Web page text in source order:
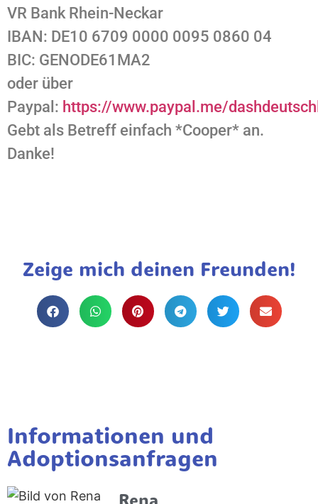
VR Bank Rhein-Neckar
IBAN: DE10 6709 0000 0095 0860 04
BIC: GENODE61MA2
oder über
Paypal: https://www.paypal.me/
Gebt als Betreff einfach *Cooper* an.
Danke!
Zeige mich deinen Freunden!
Informationen und
Adoptionsanfragen